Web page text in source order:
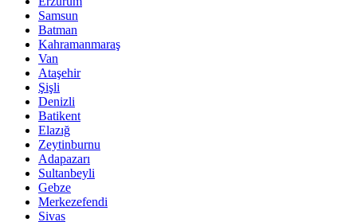
Samsun
Batman
Kahramanmaraş
Van
Ataşehir
Şişli
Denizli
Batikent
Elazığ
Zeytinburnu
Adapazarı
Sultanbeyli
Gebze
Merkezefendi
Sivas